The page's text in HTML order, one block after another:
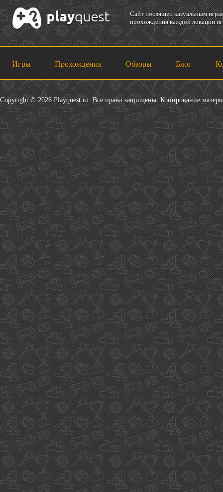
Cайт посвящен казуальным
прохождения каждой локации
Игры Прохождения Обзоры Блог
Copyright © 2026 Playquest.ru. Все права защищены. Копирование